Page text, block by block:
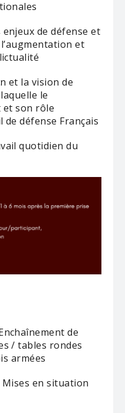
de défense et
et
et la vision de
le
son rôle
de défense Français
quotidien du
de
/ tables rondes
armées
Mises en situation